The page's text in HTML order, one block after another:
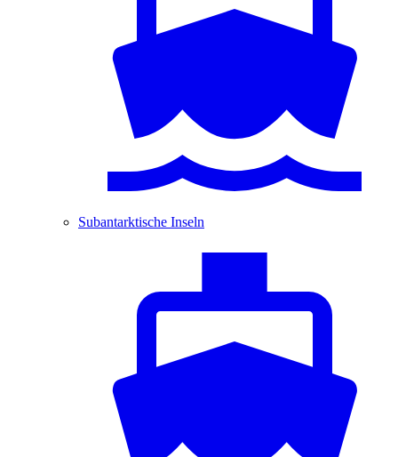
Subantarktische Inseln